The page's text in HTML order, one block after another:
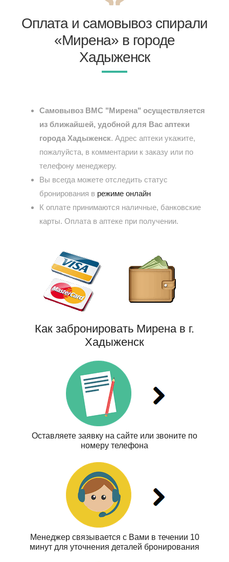
Оплата и самовывоз спирали
«Мирена» в городе
Хадыженск
Самовывоз ВМС "Мирена" осуществляется
из ближайшей, удобной для Вас аптеки
города Хадыженск. Адрес аптеки укажите,
пожалуйста, в комментарии к заказу или по
телефону менеджеру.
Вы всегда можете отследить статус
бронирования в режиме онлайн
К оплате принимаются наличные, банковские
карты. Оплата в аптеке при получении.
Как забронировать Мирена в г.
Хадыженск
Оставляете заявку на сайте или звоните по
номеру телефона
Менеджер связывается с Вами в течении 10
минут для уточнения деталей бронирования